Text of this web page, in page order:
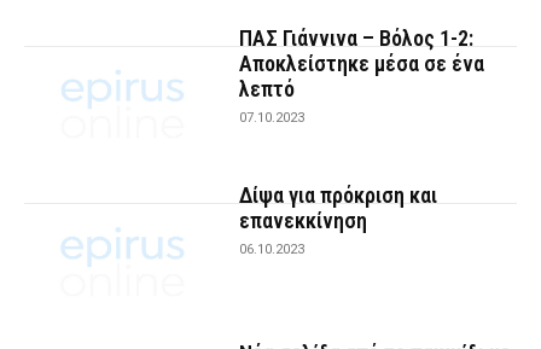
ΠΑΣ Γιάννινα – Βόλος 1-2:
Αποκλείστηκε μέσα σε ένα
λεπτό
07.10.2023
Δίψα για πρόκριση και
επανεκκίνηση
06.10.2023